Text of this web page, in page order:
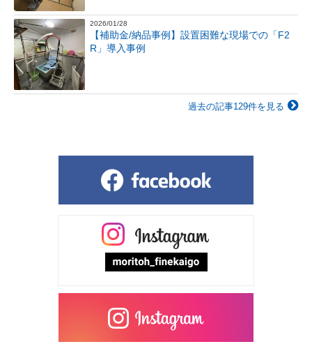
2026/01/28
【補助金/納品事例】設置困難な現場での「F2
R」導入事例
過去の記事129件を見る